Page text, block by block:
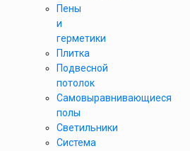
Пены
и
герметики
Плитка
Подвесной
потолок
Самовыравнивающиеся
полы
Светильники
Система